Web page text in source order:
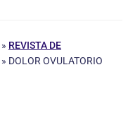
» REVISTA DE
» DOLOR OVULATORIO